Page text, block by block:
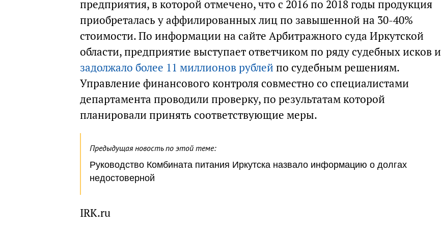
предприятия, в которой отмечено, что с 2016 по 2018 годы продукция
приобреталась у аффилированных лиц по завышенной на 30-40%
стоимости. По информации на сайте Арбитражного суда Иркутской
области, предприятие выступает ответчиком по ряду судебных исков и
задолжало более 11 миллионов рублей по судебным решениям.
Управление финансового контроля совместно со специалистами
департамента проводили проверку, по результатам которой
планировали принять соответствующие меры.
Предыдущая новость по этой теме:
Руководство Комбината питания Иркутска назвало информацию о долгах
недостоверной
IRK.ru